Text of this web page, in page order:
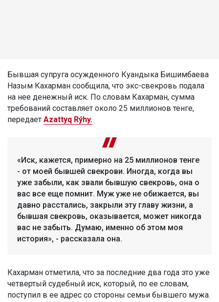
Бывшая супруга осужденного Куандыка Бишимбаева
Назым Кахарман сообщила, что экс-свекровь подала
на нее денежный иск. По словам Кахарман, сумма
требований составляет около 25 миллионов тенге,
передает Azattyq Rýhy.
«Иск, кажется, примерно на 25 миллионов тенге
- от моей бывшей свекрови. Иногда, когда вы
уже забыли, как звали бывшую свекровь, она о
вас все еще помнит. Муж уже не обижается, вы
давно расстались, закрыли эту главу жизни, а
бывшая свекровь, оказывается, может никогда
вас не забыть. Думаю, именно об этом моя
история», - рассказала она.
Кахарман отметила, что за последние два года это уже
четвертый судебный иск, который, по ее словам,
поступил в ее адрес со стороны семьи бывшего мужа.